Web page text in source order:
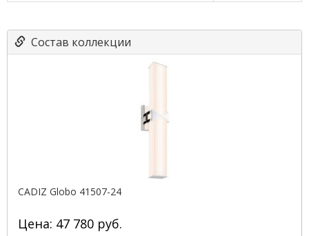
Состав коллекции
CADIZ Globo 41507-24
Цена: 47 780 руб.